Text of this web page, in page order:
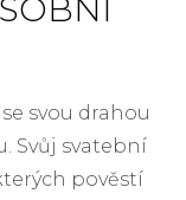
svou drahou
Svůj svatební
pověstí